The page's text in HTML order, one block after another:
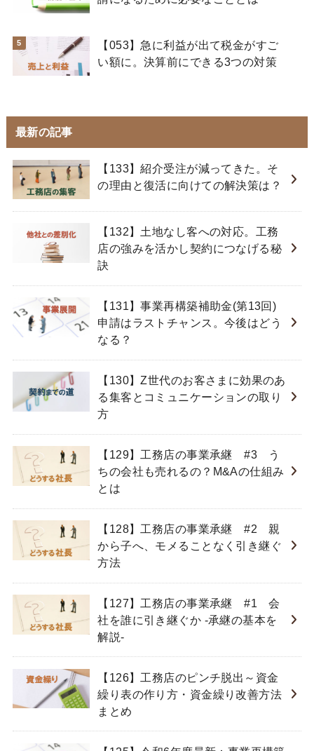
【053】急に利益が出て税金がすご
い額に。決算前にできる3つの対策
最新の記事
【133】紹介受注が減ってきた。そ
の理由と復活に向けての解決策は？
【132】土地なし客への対応。工務
店の強みを活かし契約につなげる秘
訣
【131】事業再構築補助金(第13回)
申請はラストチャンス。今後はどう
なる？
【130】Z世代のお客さまに効果のあ
る集客とコミュニケーションの取り
方
【129】工務店の事業承継 #3 う
ちの会社も売れるの？M&Aの仕組み
とは
【128】工務店の事業承継 #2 親
から子へ、モメることなく引き継ぐ
方法
【127】工務店の事業承継 #1 会
社を誰に引き継ぐか -承継の基本を
解説-
【126】工務店のピンチ脱出～資金
繰り表の作り方・資金繰り改善方法
まとめ